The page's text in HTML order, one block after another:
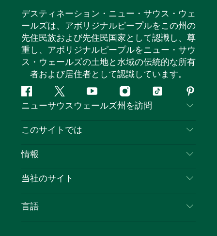
デスティネーション・ニュー・サウス・ウェ
ールズは、アボリジナルピープルをこの州の
先住民族および先住民国家として認識し、尊
重し、アボリジナルピープルをニュー・サウ
ス・ウェールズの土地と水域の伝統的な所有
者および居住者として認識しています。
フ
ェ
ス
ッ
ツ
イ
タ
ユ
ー
イ
ン
テ
ピ
ン
レ
ト
ニューサウスウェールズ州を訪問
お問い合わせ
クッキーに関する通知
このサイトでは
目的地
イベント
情報
旅行情報
NSWでのビジネス
当社のサイト
言語